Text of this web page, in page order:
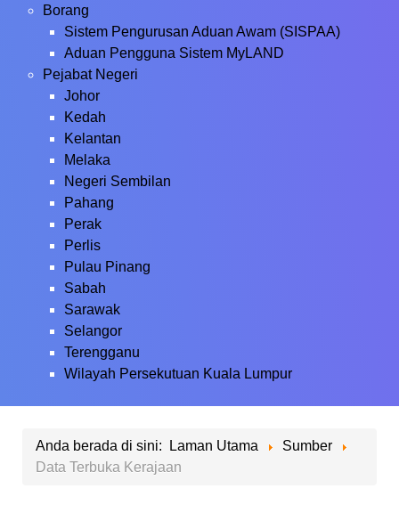
Borang
Sistem Pengurusan Aduan Awam (SISPAA)
Aduan Pengguna Sistem MyLAND
Pejabat Negeri
Johor
Kedah
Kelantan
Melaka
Negeri Sembilan
Pahang
Perak
Perlis
Pulau Pinang
Sabah
Sarawak
Selangor
Terengganu
Wilayah Persekutuan Kuala Lumpur
Anda berada di sini: Laman Utama
Sumber
Data Terbuka Kerajaan